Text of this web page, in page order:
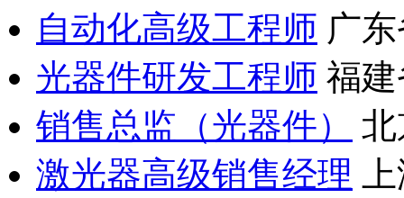
自动化高级工程师 广
光器件研发工程师 福
销售总监（光器件）
激光器高级销售经理